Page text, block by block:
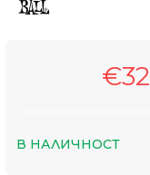
€32
В НАЛИЧНОСТ